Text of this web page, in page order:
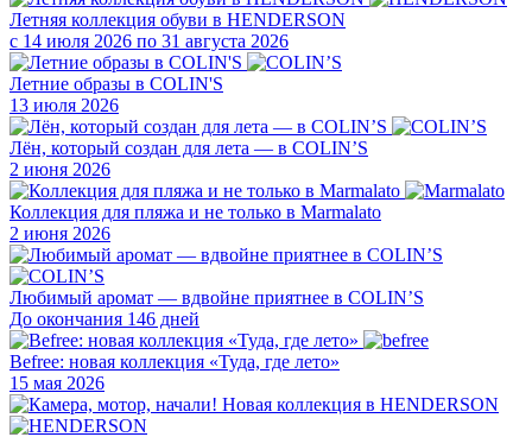
Летняя коллекция обуви в HENDERSON
с 14 июля 2026 по 31 августа 2026
Летние образы в COLIN'S
13 июля 2026
Лён, который создан для лета — в COLIN’S
2 июня 2026
Коллекция для пляжа и не только в Marmalato
2 июня 2026
Любимый аромат — вдвойне приятнее в COLIN’S
До окончания 146 дней
Befree: новая коллекция «Туда, где лето»
15 мая 2026